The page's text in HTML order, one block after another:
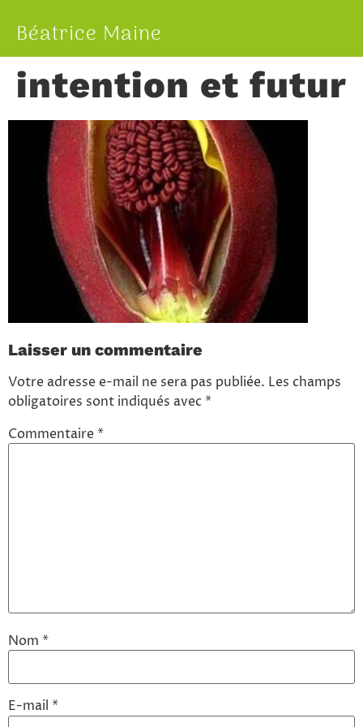
Béatrice Maine
intention et futur
Laisser un commentaire
Votre adresse e-mail ne sera pas publiée. Les champs
obligatoires sont indiqués avec*
Commentaire*
Nom *
E-mail *